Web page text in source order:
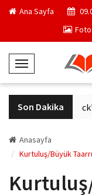
Ana Sayfa
T
o
g
g
e
N
v
Son Dakika
Philip K.
Anasayfa
Kurtuluş/Büyük